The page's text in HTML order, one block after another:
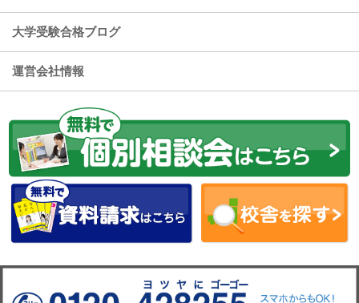
大学受験合格ブログ
運営会社情報